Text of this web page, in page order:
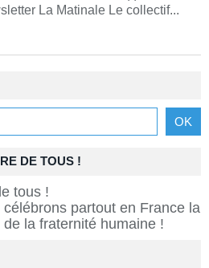
La Matinale Le collectif...
DE TOUS !
partout en France la
la fraternité humaine !